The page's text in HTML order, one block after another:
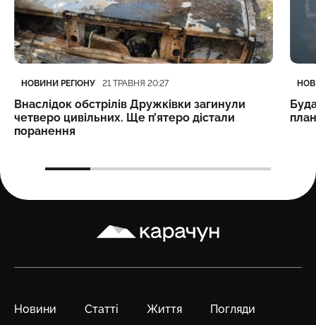
Категорія
НОВИНИ РЕГІОНУ
Дата публікації 21 ТРАВНЯ 20:27
Внаслідок обстрілів Дружківки загинули
четверо цивільних. Ще п’ятеро дістали
поранення
Карачун
Новини Статті Життя Погляди